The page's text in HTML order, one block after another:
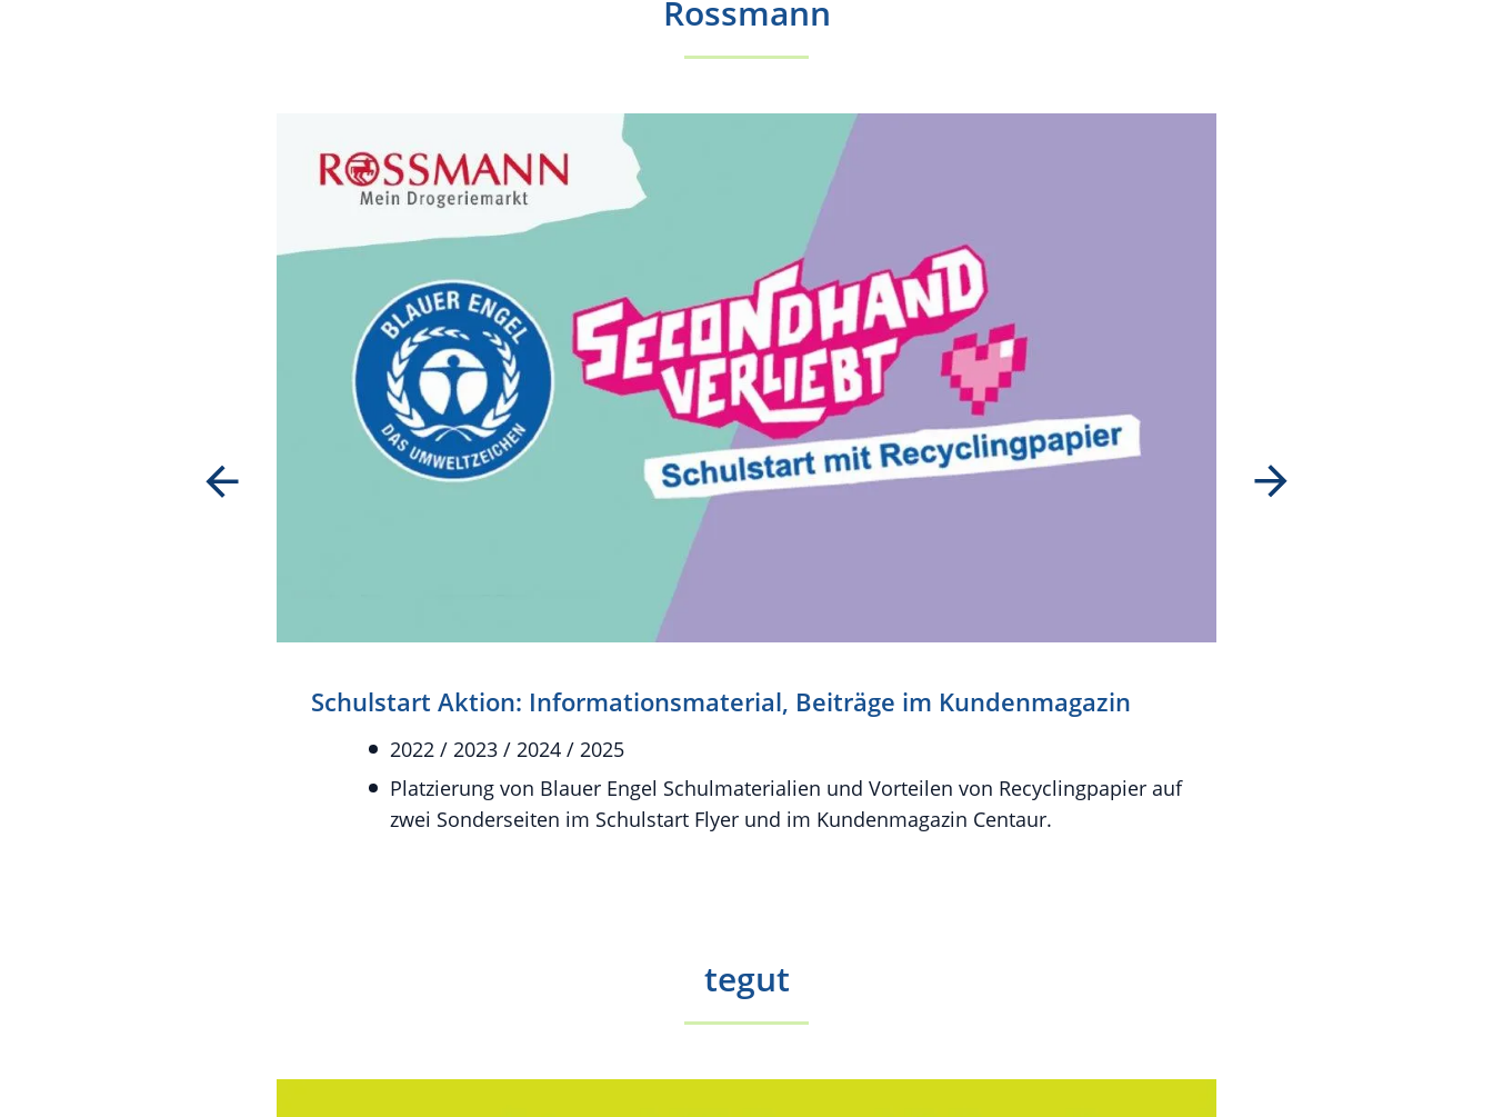
Rossmann
Schulstart Aktion: Informationsmaterial, Beiträge im Kundenmagazin
2022 / 2023 / 2024 / 2025
Platzierung von Blauer Engel Schulmaterialien und Vorteilen von Recyclingpapier auf
zwei Sonderseiten im Schulstart Flyer und im Kundenmagazin Centaur.
tegut